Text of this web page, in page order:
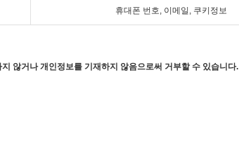
휴대폰 번호, 이메일, 쿠키정보
않거나 개인정보를 기재하지 않음으로써 거부할 수 있습니다.